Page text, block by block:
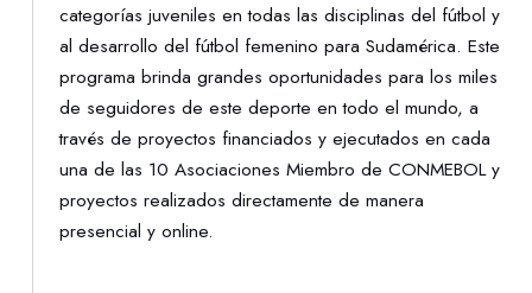
categorías juveniles en todas las disciplinas del fútbol y
al desarrollo del fútbol femenino para Sudamérica. Este
programa brinda grandes oportunidades para los miles
de seguidores de este deporte en todo el mundo, a
través de proyectos financiados y ejecutados en cada
una de las 10 Asociaciones Miembro de CONMEBOL y
proyectos realizados directamente de manera
presencial y online.